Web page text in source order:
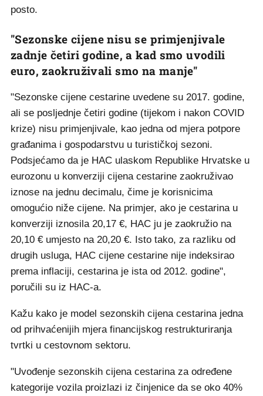
posto.
"Sezonske cijene nisu se primjenjivale
zadnje četiri godine, a kad smo uvodili
euro, zaokruživali smo na manje"
"Sezonske cijene cestarine uvedene su 2017. godine,
ali se posljednje četiri godine (tijekom i nakon COVID
krize) nisu primjenjivale, kao jedna od mjera potpore
građanima i gospodarstvu u turističkoj sezoni.
Podsjećamo da je HAC ulaskom Republike Hrvatske u
eurozonu u konverziji cijena cestarine zaokruživao
iznose na jednu decimalu, čime je korisnicima
omogućio niže cijene. Na primjer, ako je cestarina u
konverziji iznosila 20,17 €, HAC ju je zaokružio na
20,10 € umjesto na 20,20 €. Isto tako, za razliku od
drugih usluga, HAC cijene cestarine nije indeksirao
prema inflaciji, cestarina je ista od 2012. godine",
poručili su iz HAC-a.
Kažu kako je model sezonskih cijena cestarina jedna
od prihvaćenijih mjera financijskog restrukturiranja
tvrtki u cestovnom sektoru.
"Uvođenje sezonskih cijena cestarina za određene
kategorije vozila proizlazi iz činjenice da se oko 40%